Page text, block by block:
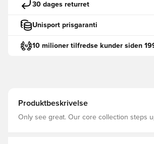
30 dages returret
Unisport prisgaranti
10 milioner tilfredse kunder siden
Produktbeskrivelse
Only see great. Our core collection steps